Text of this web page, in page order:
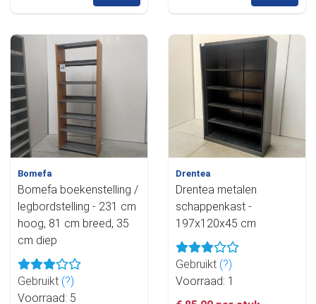
Bomefa
Bomefa boekenstelling /
legbordstelling - 231 cm
hoog, 81 cm breed, 35
cm diep
Gebruikt (?)
Voorraad: 5
Drentea
Drentea metalen
schappenkast -
197x120x45 cm
Gebruikt (?)
Voorraad: 1